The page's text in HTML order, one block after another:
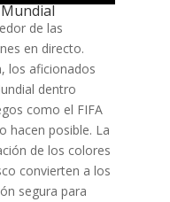
de las
en directo.
los aficionados
dentro
como el FIFA
hacen posible. La
de los colores
convierten a los
segura para